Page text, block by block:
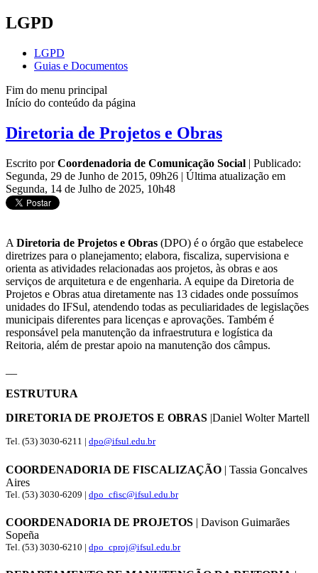
LGPD
LGPD
Guias e Documentos
Fim do menu principal
Início do conteúdo da página
Diretoria de Projetos e Obras
Escrito porCoordenadoria de Comunicação Social | Publicado:
Segunda, 29 de Junho de 2015, 09h26 | Última atualização em
Segunda, 14 de Julho de 2025, 10h48
A Diretoria de Projetos e Obras (DPO) é o órgão que estabelece
diretrizes para o planejamento; elabora, fiscaliza, supervisiona e
orienta as atividades relacionadas aos projetos, às obras e aos
serviços de arquitetura e de engenharia. A equipe da Diretoria de
Projetos e Obras atua diretamente nas 13 cidades onde possuímos
unidades do IFSul, atendendo todas as peculiaridades de legislações
municipais diferentes para licenças e aprovações. Também é
responsável pela manutenção da infraestrutura e logística da
Reitoria, além de prestar apoio na manutenção dos câmpus.
ESTRUTURA
DIRETORIA DE PROJETOS E OBRAS |Daniel Wolter Martell
Tel. (53) 3030-6211 | dpo@ifsul.edu.br
COORDENADORIA DE FISCALIZAÇÃO | Tassia Goncalves
Aires
Tel. (53) 3030-6209 | dpo_cfisc@ifsul.edu.br
COORDENADORIA DE PROJETOS | Davison Guimarães
Sopeña
Tel. (53) 3030-6210 | dpo_cproj@ifsul.edu.br